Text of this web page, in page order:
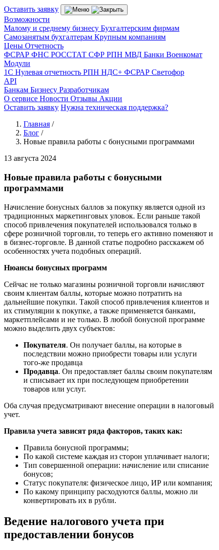
Оставить заявку
Возможности
Малому и среднему бизнесу Бухгалтерским фирмам
Самозанятым бухгалтерам Крупным компаниям
Цены Отчетность
ФСРАР ФНС РОССТАТ СФР РПН МВД Банки Военкомат
Модули
1С Нулевая отчетность РПН НДС+ ФСРАР Светофор
API
Банкам Бизнесу Разработчикам
О сервисе Новости Отзывы Акции
Оставить заявку Нужна техническая поддержка?
Главная /
Блог /
Новые правила работы с бонусными программами
13 августа 2024
Новые правила работы с бонусными
программами
Начисление бонусных баллов за покупку является одной из
традиционных маркетинговых уловок. Если раньше такой
способ привлечения покупателей использовался только в
сфере розничной торговли, то теперь его активно поменяют и
в бизнес-торговле. В данной статье подробно расскажем об
особенностях учета подобных операций.
Нюансы бонусных программ
Сейчас не только магазины розничной торговли начисляют
своим клиентам баллы, которые можно потратить на
дальнейшие покупки. Такой способ привлечения клиентов и
их стимуляции к покупке, а также применяется банками,
маркетплейсами и не только. В любой бонусной программе
можно выделить двух субъектов:
Покупателя. Он получает баллы, на которые в
последствии можно приобрести товары или услуги
того-же продавца
Продавца. Он предоставляет баллы своим покупателям
и списывает их при последующем приобретении
товаров или услуг.
Оба случая предусматривают внесение операции в налоговый
учет.
Правила учета зависят ряда факторов, таких как:
Правила бонусной программы;
По какой системе каждая из сторон уплачивает налоги;
Тип совершенной операции: начисление или списание
бонусов;
Статус покупателя: физическое лицо, ИР или компания;
По какому принципу расходуются баллы, можно ли
конвертировать их в рубли.
Ведение налогового учета при
предоставлении бонусов